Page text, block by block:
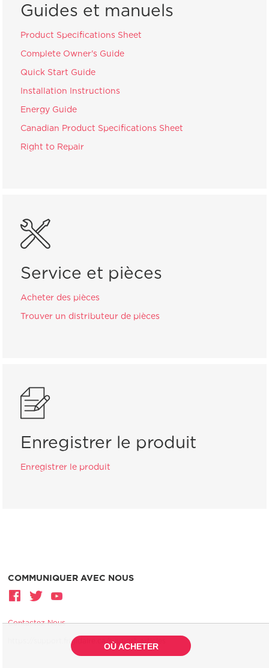
Guides et manuels
Product Specifications Sheet
Complete Owner's Guide
Quick Start Guide
Installation Instructions
Energy Guide
Canadian Product Specifications Sheet
Right to Repair
Service et pièces
Acheter des pièces
Trouver un distributeur de pièces
Enregistrer le produit
Enregistrer le produit
OÙ ACHETER
COMMUNIQUER AVEC NOUS
Contactez Nous
https://support.frigidaire.ca/support-articles